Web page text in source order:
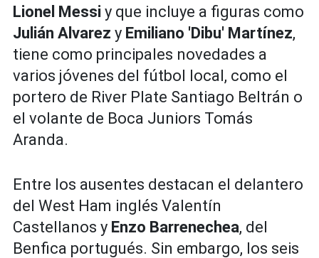
Lionel Messi y que incluye a figuras como
Julián Alvarez y Emiliano 'Dibu' Martínez,
tiene como principales novedades a
varios jóvenes del fútbol local, como el
portero de River Plate Santiago Beltrán o
el volante de Boca Juniors Tomás
Aranda.
Entre los ausentes destacan el delantero
del West Ham inglés Valentín
Castellanos y Enzo Barrenechea, del
Benfica portugués. Sin embargo, los seis